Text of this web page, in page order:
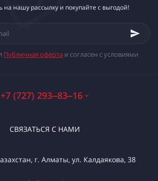
нашу рассылку и покупайте с выгодой!
Публичная оферта и согласен с условиями
+7 (727) 293‒83‒16
СВЯЗАТЬСЯ С НАМИ
г. Алматы, ул. Калдаякова, 38